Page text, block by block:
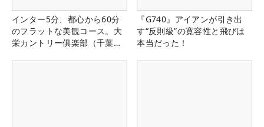
インター5分、都心から60分
のフラットな美観コース。大
栄カントリー俱楽部（千葉
『G740』アイアンが引き出
す“反則級”の寛容性と飛びは
本当だった！